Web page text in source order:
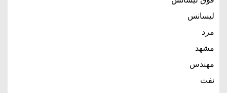
لیسانس
مرد
مشهد
مهندس
نفت